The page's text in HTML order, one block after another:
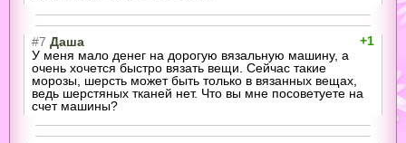
+1
#7 Даша
У меня мало денег на дорогую вязальную машину, а
очень хочется быстро вязать вещи. Сейчас такие
морозы, шерсть может быть только в вязанных вещах,
ведь шерстяных тканей нет. Что вы мне посоветуете на
счет машины?